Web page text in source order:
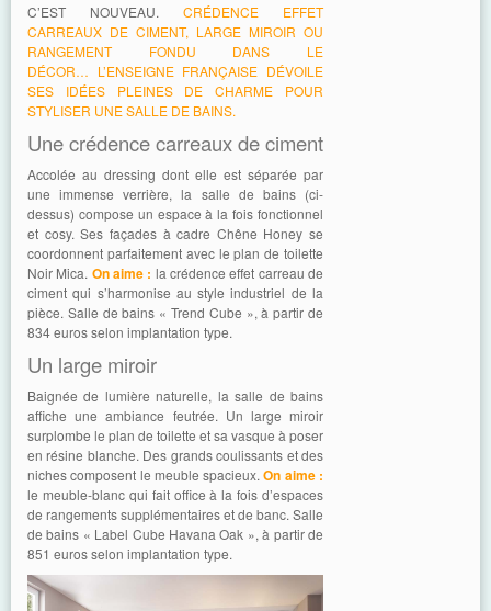
C’EST NOUVEAU. CRÉDENCE EFFET
CARREAUX DE CIMENT, LARGE MIROIR OU
RANGEMENT FONDU DANS LE
DÉCOR… L’ENSEIGNE FRANÇAISE DÉVOILE
SES IDÉES PLEINES DE CHARME POUR
STYLISER UNE SALLE DE BAINS.
Une crédence carreaux de ciment
Accolée au dressing dont elle est séparée par
une immense verrière, la salle de bains (ci-
dessus) compose un espace à la fois fonctionnel
et cosy. Ses façades à cadre Chêne Honey se
coordonnent parfaitement avec le plan de toilette
Noir Mica. On aime : la crédence effet carreau de
ciment qui s’harmonise au style industriel de la
pièce. Salle de bains « Trend Cube », à partir de
834 euros selon implantation type.
Un large miroir
Baignée de lumière naturelle, la salle de bains
affiche une ambiance feutrée. Un large miroir
surplombe le plan de toilette et sa vasque à poser
en résine blanche. Des grands coulissants et des
niches composent le meuble spacieux.On aime :
le meuble-blanc qui fait office à la fois d’espaces
de rangements supplémentaires et de banc. Salle
de bains « Label Cube Havana Oak », à partir de
851 euros selon implantation type.